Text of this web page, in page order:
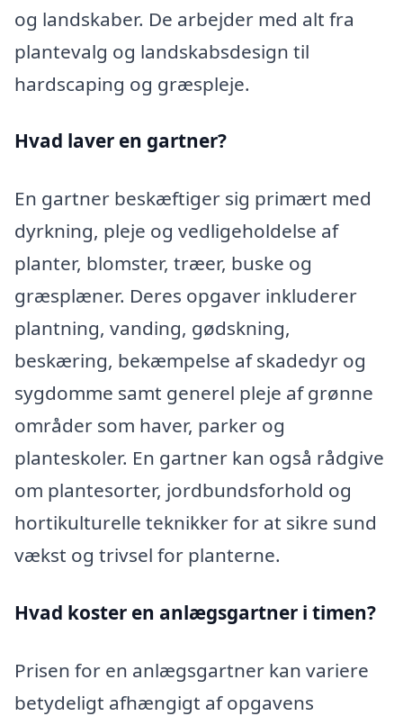
og landskaber. De arbejder med alt fra
plantevalg og landskabsdesign til
hardscaping og græspleje.
Hvad laver en gartner?
En gartner beskæftiger sig primært med
dyrkning, pleje og vedligeholdelse af
planter, blomster, træer, buske og
græsplæner. Deres opgaver inkluderer
plantning, vanding, gødskning,
beskæring, bekæmpelse af skadedyr og
sygdomme samt generel pleje af grønne
områder som haver, parker og
planteskoler. En gartner kan også rådgive
om plantesorter, jordbundsforhold og
hortikulturelle teknikker for at sikre sund
vækst og trivsel for planterne.
Hvad koster en anlægsgartner i timen?
Prisen for en anlægsgartner kan variere
betydeligt afhængigt af opgavens